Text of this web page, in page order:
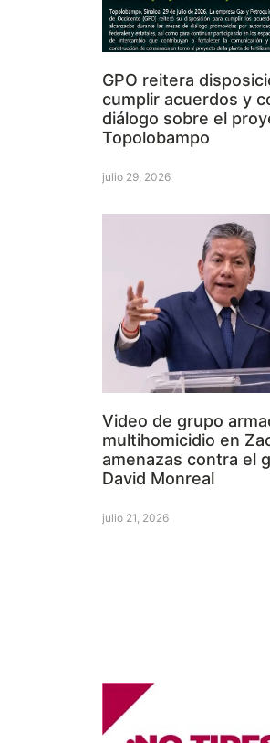
GPO reitera
cumplir acuerdos y
diálogo sobre el
Topolobampo
julio 29, 2026
Video de grupo
multihomicidio en
amenazas contra el
David Monreal
julio 21, 2026